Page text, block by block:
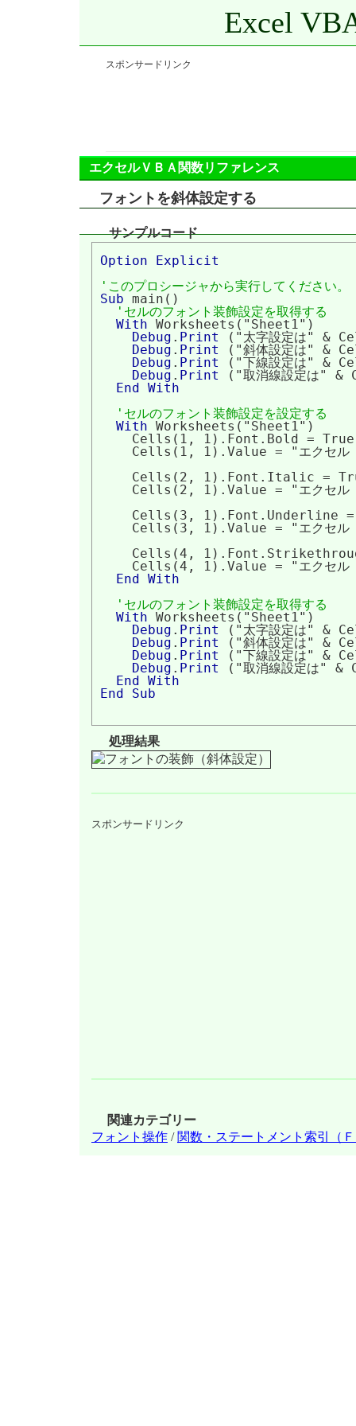
Excel
スポンサードリンク
エクセルＶＢＡ関数リファレンス
フォントを斜体設定する
サンプルコード
Option Explicit
'このプロシージャから実行してください。
Sub main()
'セルのフォント装飾設定を取得する
With Worksheets("Sheet1")
Debug . Print
("太字設定は" &
Debug . Print
("斜体設定は"
Debug . Print
("下線設定は" &
Debug . Print
("取消線設定は"
End With
'セルのフォント装飾設定を設定する
With Worksheets("Sheet1")
    Cells(1, 1).Font.Bold = True
Cells(1, 1).Value = "エクセル
Cells(2, 1).Font.Italic =
Cells(2, 1).Value = "エクセル
Cells(3, 1).Font.Underline
Cells(3, 1).Value = "エクセル
Cells(4,
Cells(4, 1).Value = "エクセル
End With
'セルのフォント装飾設定を取得する
With Worksheets("Sheet1")
Debug . Print
("太字設定は" &
Debug . Print
("斜体設定は"
Debug . Print
("下線設定は" &
Debug . Print
("取消線設定は"
End With
End
Sub
処理結果
スポンサードリンク
関連カテゴリー
フォント操作 / 関数・ステートメント索引（